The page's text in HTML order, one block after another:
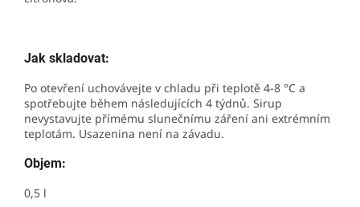
Jak skladovat:
Po otevření uchovávejte v chladu při teplotě 4-8 °C a
spotřebujte během následujících 4 týdnů. Sirup
nevystavujte přímému slunečnímu záření ani extrémním
teplotám. Usazenina není na závadu.
Objem:
0,5 l